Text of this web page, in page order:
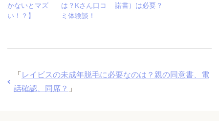
かないとマズ
い！？】
は？Kさん口コ
ミ体験談！
諾書）は必要？
「 レイビスの未成年脱毛に必要なのは？親の同意書、電
話確認、同席？ 」